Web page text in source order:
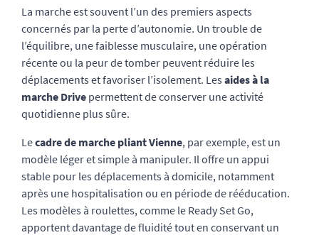
La marche est souvent l’un des premiers aspects
concernés par la perte d’autonomie. Un trouble de
l’équilibre, une faiblesse musculaire, une opération
récente ou la peur de tomber peuvent réduire les
déplacements et favoriser l’isolement. Les aides à la
marche Drive permettent de conserver une activité
quotidienne plus sûre.
Lecadre de marche pliant Vienne, par exemple, est un
modèle léger et simple à manipuler. Il offre un appui
stable pour les déplacements à domicile, notamment
après une hospitalisation ou en période de rééducation.
Les modèles à roulettes, comme le Ready Set Go,
apportent davantage de fluidité tout en conservant un